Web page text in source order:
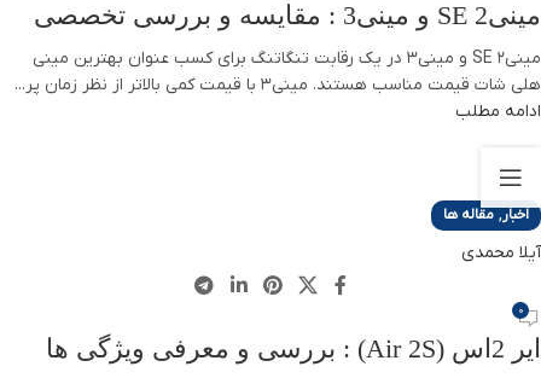
مینی2 SE و مینی3 : مقایسه و بررسی تخصصی
مینی2 SE و مینی3 در یک رقابت تنگاتنگ برای کسب عنوان بهترین مینی‌
هلی شات قیمت مناسب هستند. مینی3 با قیمت کمی بالاتر از نظر زمان پر...
ادامه مطلب
اخبار, مقاله ها
آیلا محمدی
0
ایر 2اس (Air 2S) : بررسی و معرفی ویژگی ها